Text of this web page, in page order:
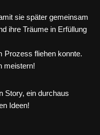
sie später gemeinsam
ihre Träume in Erfüllung
Prozess fliehen konnte.
meistern!
Story, ein durchaus
Ideen!